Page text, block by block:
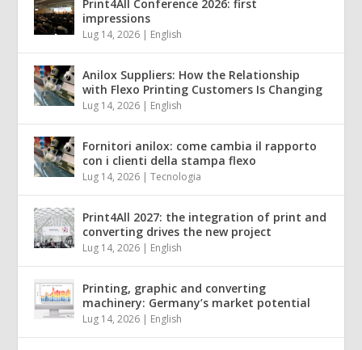
Print4All Conference 2026: first
impressions
Lug 14, 2026 | English
Anilox Suppliers: How the Relationship
with Flexo Printing Customers Is Changing
Lug 14, 2026 | English
Fornitori anilox: come cambia il rapporto
con i clienti della stampa flexo
Lug 14, 2026 |Tecnologia
Print4All 2027: the integration of print and
converting drives the new project
Lug 14, 2026 | English
Printing, graphic and converting
machinery: Germany’s market potential
Lug 14, 2026 | English